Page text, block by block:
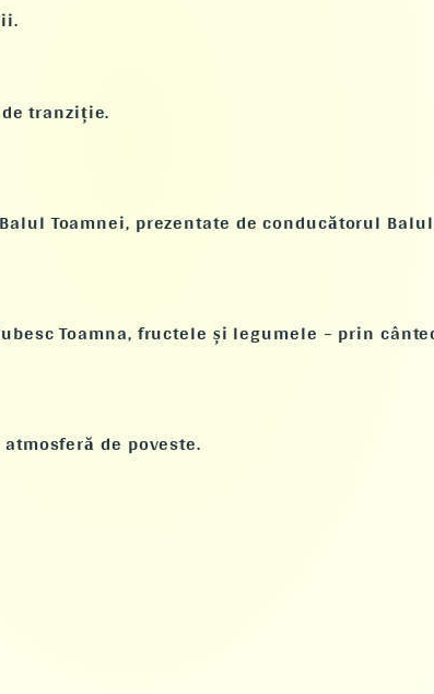
tranziție.
Balul Toamnei, prezentate de conducătorul
Toamna, fructele și legumele – prin
de poveste.